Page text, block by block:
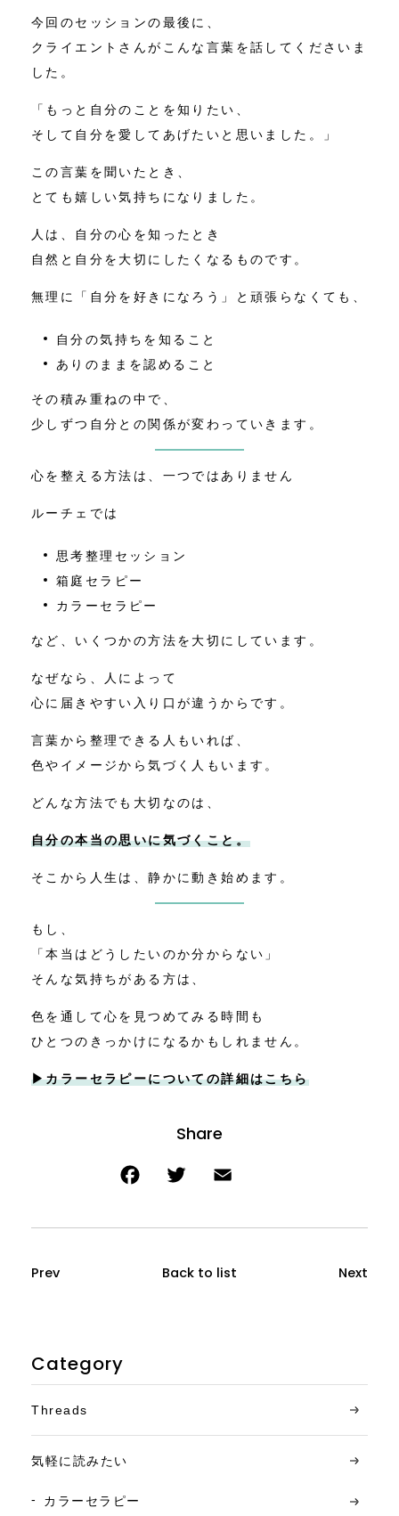
今回のセッションの最後に、
クライエントさんがこんな言葉を話してくださいま
した。
「もっと自分のことを知りたい、
そして自分を愛してあげたいと思いました。」
この言葉を聞いたとき、
とても嬉しい気持ちになりました。
人は、自分の心を知ったとき
自然と自分を大切にしたくなるものです。
無理に「自分を好きになろう」と頑張らなくても、
自分の気持ちを知ること
ありのままを認めること
その積み重ねの中で、
少しずつ自分との関係が変わっていきます。
心を整える方法は、一つではありません
ルーチェでは
思考整理セッション
箱庭セラピー
カラーセラピー
など、いくつかの方法を大切にしています。
なぜなら、人によって
心に届きやすい入り口が違うからです。
言葉から整理できる人もいれば、
色やイメージから気づく人もいます。
どんな方法でも大切なのは、
自分の本当の思いに気づくこと。
そこから人生は、静かに動き始めます。
もし、
「本当はどうしたいのか分からない」
そんな気持ちがある方は、
色を通して心を見つめてみる時間も
ひとつのきっかけになるかもしれません。
▶カラーセラピーについての詳細はこちら
Prev Back to list Next
Category
Threads
気軽に読みたい
カラーセラピー